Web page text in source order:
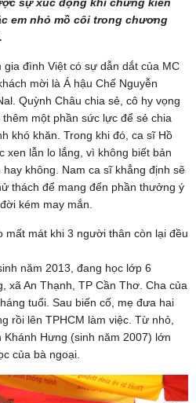
em nhỏ mồ côi trong chương
đình Việt có sự dẫn dắt của MC
mời là Á hậu Chế Nguyễn
Quỳnh Châu chia sẻ, cô hy vọng
một phần sức lực để sẻ chia
khó khăn. Trong khi đó, ca sĩ Hồ
xen lẫn lo lắng, vì không biết bản
không. Nam ca sĩ khẳng định sẽ
thách để mang đến phần thưởng ý
kém may mắn.
mất mát khi 3 người thân còn lại đều
năm 2013, đang học lớp 6
xã An Thạnh, TP Cần Thơ. Cha của
tuổi. Sau biến cố, mẹ đưa hai
rồi lên TPHCM làm việc. Từ nhỏ,
Hưng (sinh năm 2007) lớn
của bà ngoại.